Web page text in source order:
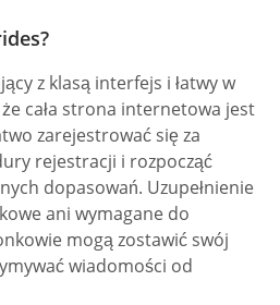
z klasą interfejs i łatwy w
cała strona internetowa jest
zarejestrować się za
rejestracji i rozpocząć
dopasowań. Uzupełnienie
ani wymagane do
mogą zostawić swój
wiadomości od